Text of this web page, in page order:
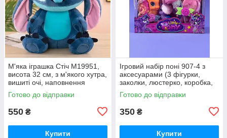
М'яка іграшка Стіч M19951,
висота 32 см, з м'якого хутра,
вишиті очі, наповнення
синтепон, на блискавці
Готово до відправки
550 ₴
Купити
Ігровий набір поні 907-4 з
аксесуарами (3 фігурки,
заколки, люстерко, коробка,
мікс видів)
Готово до відправки
350 ₴
Купити